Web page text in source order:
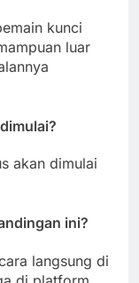
kunci
luar
akan dimulai
ini?
langsung di